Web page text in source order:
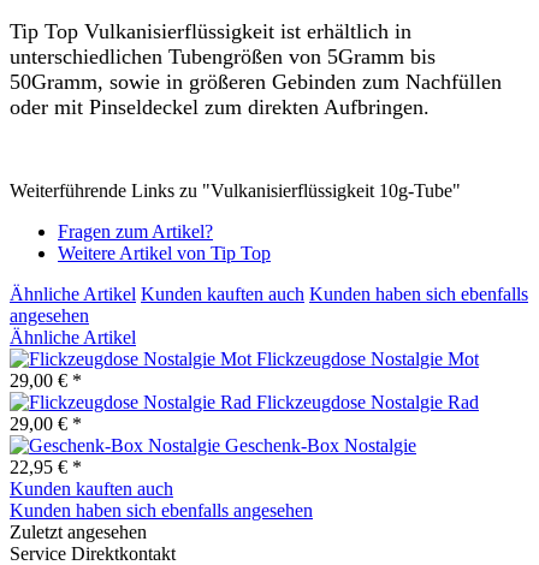
Tip Top Vulkanisierflüssigkeit ist erhältlich in
unterschiedlichen Tubengrößen von 5Gramm bis
50Gramm, sowie in größeren Gebinden zum Nachfüllen
oder mit Pinseldeckel zum direkten Aufbringen.
Weiterführende Links zu "Vulkanisierflüssigkeit 10g-Tube"
Fragen zum Artikel?
Weitere Artikel von Tip Top
Ähnliche Artikel Kunden kauften auch Kunden haben sich ebenfalls
angesehen
Ähnliche Artikel
Flickzeugdose Nostalgie Mot
29,00 € *
Flickzeugdose Nostalgie Rad
29,00 € *
Geschenk-Box Nostalgie
22,95 € *
Kunden kauften auch
Kunden haben sich ebenfalls angesehen
Zuletzt angesehen
Service Direktkontakt